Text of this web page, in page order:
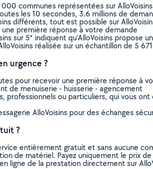
communes représentées sur
les 10 secondes, 3.6 millions de
différents, tout est possible sur
première réponse à votre demande
sur 5* indiquent qu’AlloVoisins propose
réalisée sur un échantillon de 5
urgence ?
pour recevoir une première réponse
de menuiserie - huisserie - agencement
professionnels ou particuliers, qui vous
AlloVoisins pour des échanges
?
entièrement gratuit et sans aucune
de matériel. Payez uniquement le prix
ligne de la prestation directement sur